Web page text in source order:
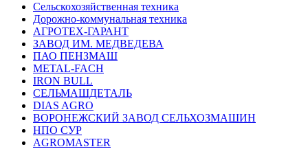
Сельскохозяйственная техника
Дорожно-коммунальная техника
АГРОТЕХ-ГАРАНТ
ЗАВОД ИМ. МЕДВЕДЕВА
ПАО ПЕНЗМАШ
METAL-FACH
IRON BULL
СЕЛЬМАШДЕТАЛЬ
DIAS AGRO
ВОРОНЕЖСКИЙ ЗАВОД СЕЛЬХОЗМАШИН
НПО СУР
AGROMASTER